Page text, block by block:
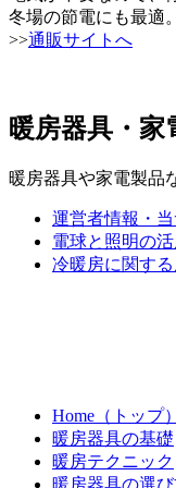
冬場の節電にも最適。
>>通販サイトへ
暖房器具・家
暖房器具や家電製品
運営者情報・
電球と照明の
冷暖房に関す
Home（トップ）
暖房器具の基礎
暖房テクニック
暖房器具の選